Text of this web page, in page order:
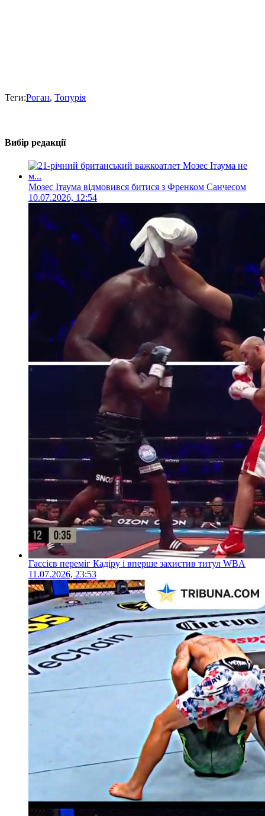
Теги:Роган, Топурія
Вибір редакції
Мозес Ітаума відмовився битися з Френком Санчесом
10.07.2026, 12:54
Гассієв переміг Кадіру і вперше захистив титул WBA
11.07.2026, 23:53